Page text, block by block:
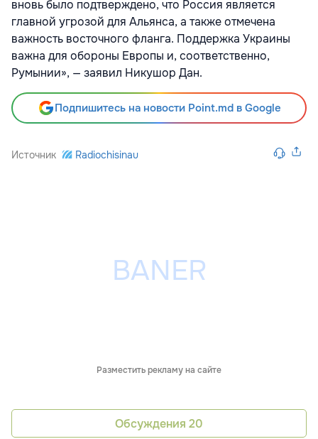
вновь было подтверждено, что Россия является
главной угрозой для Альянса, а также отмечена
важность восточного фланга. Поддержка Украины
важна для обороны Европы и, соответственно,
Румынии», — заявил Никушор Дан.
Подпишитесь на новости Point.md в Google
Источник Radiochisinau
Разместить рекламу на сайте
Обсуждения 20